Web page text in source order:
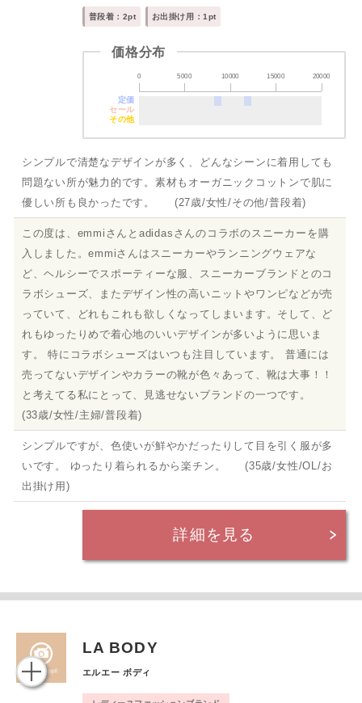
普段着：2pt お出掛け用：1pt
価格分布
0 5000 10000 15000 20000
定価
セール
その他
シンプルで清楚なデザインが多く、どんなシーンに着用しても
問題ない所が魅力的です。素材もオーガニックコットンで肌に
優しい所も良かったです。 (27歳/女性/その他/普段着)
この度は、emmiさんとadidasさんのコラボのスニーカーを購
入しました。emmiさんはスニーカーやランニングウェアな
ど、ヘルシーでスポーティーな服、スニーカーブランドとのコ
ラボシューズ、またデザイン性の高いニットやワンピなどが売
っていて、どれもこれも欲しくなってしまいます。そして、ど
れもゆったりめで着心地のいいデザインが多いように思いま
す。 特にコラボシューズはいつも注目しています。 普通には
売ってないデザインやカラーの靴が色々あって、靴は大事！！
と考えてる私にとって、見逃せないブランドの一つです。
(33歳/女性/主婦/普段着)
シンプルですが、色使いが鮮やかだったりして目を引く服が多
いです。 ゆったり着られるから楽チン。 (35歳/女性/OL/お
出掛け用)
詳細を見る
LA BODY
エルエー ボディ